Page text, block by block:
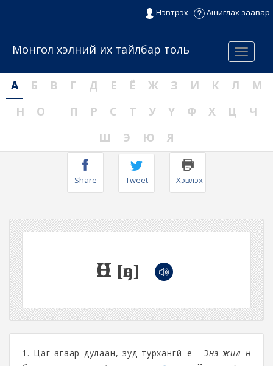
Нэвтрэх Ашиглах заавар
Menu
Монгол хэлний их тайлбар толь
А Б В Г Д Е Ё Ж З И К Л
М
Н
О П Р С Т У Ү Ф Х Ц
Ч
Ш
Э Ю Я
Share Tweet Хэвлэх
ӨН [өŋ]
1. Цаг агаар дулаан, зуд турхангүй үе - Энэ жил өн